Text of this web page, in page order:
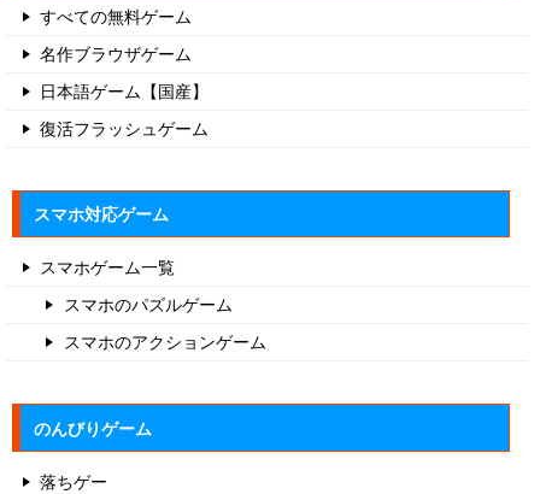
すべての無料ゲーム
名作ブラウザゲーム
日本語ゲーム【国産】
復活フラッシュゲーム
スマホ対応ゲーム
スマホゲーム一覧
スマホのパズルゲーム
スマホのアクションゲーム
のんびりゲーム
落ちゲー